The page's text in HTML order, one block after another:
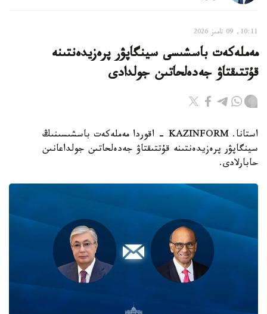
10:11, 09 تامىز 2026
مەملەكەت باسشىسى سينگاپۋر پرەزيدەنتىنە
قۇتتىقتاۋ جەدەلحاتىن جولدادى
استانا. KAZINFORM - اقوردا مەملەكەت باسشىسىنىڭ
سينگاپۋر پرەزيدەنتىنە قۇتتىقتاۋ جەدەلحاتىن جولداعانىن
حابارلادى.